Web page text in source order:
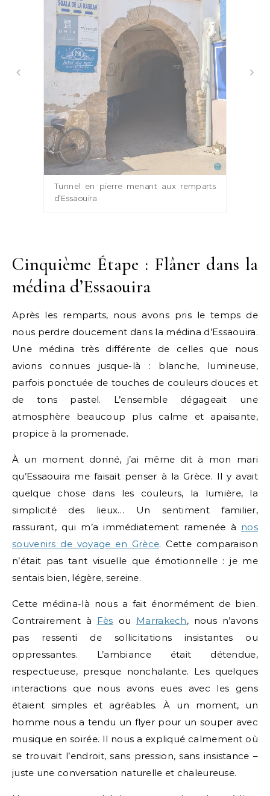
Tunnel en pierre menant aux remparts
d’Essaouira
Cinquième Étape : Flâner dans la
médina d’Essaouira
Après les remparts, nous avons pris le temps de
nous perdre doucement dans la médina d’Essaouira.
Une médina très différente de celles que nous
avions connues jusque-là : blanche, lumineuse,
parfois ponctuée de touches de couleurs douces et
de tons pastel. L’ensemble dégageait une
atmosphère beaucoup plus calme et apaisante,
propice à la promenade.
À un moment donné, j’ai même dit à mon mari
qu’Essaouira me faisait penser à la Grèce. Il y avait
quelque chose dans les couleurs, la lumière, la
simplicité des lieux… Un sentiment familier,
rassurant, qui m’a immédiatement ramenée à nos
souvenirs de voyage en Grèce. Cette comparaison
n’était pas tant visuelle que émotionnelle : je me
sentais bien, légère, sereine.
Cette médina-là nous a fait énormément de bien.
Contrairement à Fès ou Marrakech, nous n’avons
pas ressenti de sollicitations insistantes ou
oppressantes. L’ambiance était détendue,
respectueuse, presque nonchalante. Les quelques
interactions que nous avons eues avec les gens
étaient simples et agréables. À un moment, un
homme nous a tendu un flyer pour un souper avec
musique en soirée. Il nous a expliqué calmement où
se trouvait l’endroit, sans pression, sans insistance –
juste une conversation naturelle et chaleureuse.